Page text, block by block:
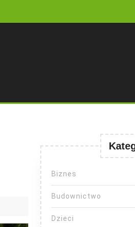
Biznes
Budownictwo
Dzieci